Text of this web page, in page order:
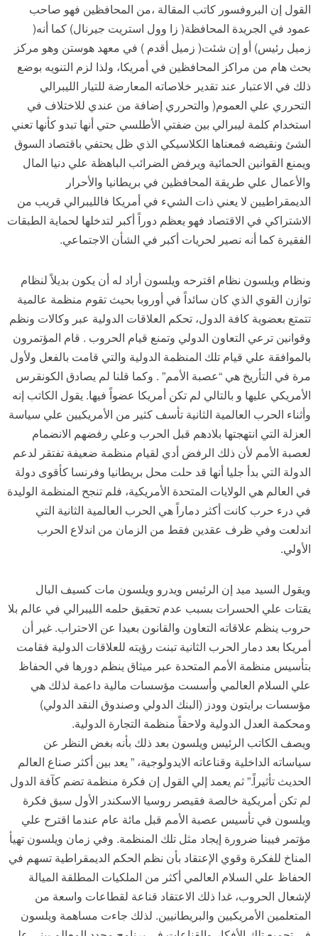
القول إن البروفسور كاتب المقالة ،من المحافظين فهو صاحب
عمود في الجريدة المحافظة( زا وول استريت جيرنال) كما أنه(
زميل رئيس) أو إن شئت( زميل أقدم ) في معهد هوستن وهو مركز
بحث هام من مراكز المحافظين في أمريكا، ولذا لزم التنويه بوضع
ذلك في الاعتبار عند تقدير خلاصاته المعارضة للتيار الليبرالي
التحرري علي العموم( والتحرري إضافة من عندي للاختلاف في
استخدام كلمة ليبرالي بين ضفتي الأطلسي حتي أنها تبدو كأنها تعني
الشئ ونقيضه فمعناها الكلاسيكي الذي ظل يحتفي باقتصاد السوق
ويمنع القوانين الحمائية ويرفض الضرائب الباهظة علي دنيا المال
والأعمال علي طريقة المحافظين في بريطانيا والأحرار
الديمقراطيين لا يعني ذات الشيء في أمريكا فالليبرالي قريب من
الاشتراكي في الاقتصاد فهو يعظم دوراً أكبر لتدخلها لحماية الطبقات
الفقيرة كما أنه نصير لحريات أكبر في الشأن الاجتماعي.
ونظام ويلسون نظام اقترحه ويلسون أراد له أن يكون بديلاً لنظام
توازن القوي الذي كان سائداً في أوروبا بحيث تقوم منظمة عالمية
تتمتع بعضوية كافة الدول، تحكم العلاقات الدولية عبر وكالات ونظم
وقوانين ترعي التعاون الدولي وتمنع قيام الحروب . قام المؤتمرون
بالموافقة علي قيام تلك المنظمة الدولية والتي قامت بالفعل ولأول
مرة في التأريخ هي “عصبة الأمم” . وكما قلنا لم يصادق الكونقرس
الأمريكي عليها و بالتالي لم تكن أمريكا عضواً فيها. يقول الكاتب إنه
وأثناء الحرب العالمية الثانية تأسف كثير من الأمريكيين علي سياسة
العزلة التي انتهجتها بلادهم قبل الحرب وعلي رفضهم الانضمام
لعصبة الأمم لأن ذلك الرفض أدي لقيام منظمة ضعيفة تفتقر لدعم
الدولة التي بدأ جليا أنها قد حلت محل بريطانيا وفرنسا كأقوى دولة
في العالم هي الولايات المتحدة الأمريكية، فلم تنجح المنظمة الوليدة
في درء حرب كانت أكثر دماراً هي الحرب العالمية الثانية التي
اندلعت وفي ظرف عقدين فقط من الزمان من اندلاع الحرب
الأولي.
ويقول السيد ميد إن الرئيس ويدرو ويلسون مات كسيف البال
يقتات علي الحسرات بسبب عدم تحقيق حلمه الليبرالي في عالم بلا
حروب ينظم علاقاته التعاون والقانون بعيدا عن الاحتراب. غير أن
أمريكا بعد دمار الحرب الثانية تبنت رؤيته للعلاقات الدولية فقامت
بتأسيس منظمة الأمم المتحدة عبر ميثاق ينظم دورها في الحفاظ
علي السلام العالمي وأسست مؤسسات مالية داعمة لذلك هي
مؤسسات برايتون وودز (البنك الدولي وصندوق النقد الدولي)
ومحكمة العدل الدولية ولاحقاً منظمة التجارة الدولية.
ويصف الكاتب الرئيس ويلسون بعد ذلك بأنه بغض النظر عن
سياساته الداخلية وقناعاته الايدولوجية، ” يعد بين أكثر صناع العالم
الحديث تأثيراً.” ثم يعمد إلي القول إن فكرة منظمة تضم كآفة الدول
لم تكن أمريكية خالصة فقيصر روسيا الاسكندر الأول سبق فكرة
ويلسون في تأسيس عصبة الأمم قبل مائة عام عندما اقترح علي
مؤتمر فيينا ضرورة إيجاد مثل تلك المنظمة. وفي زمان ويلسون تهيأ
المناخ للفكرة وقوي الإعتقاد بأن نظم الحكم الديمقراطية تسهم في
الحفاظ علي السلام العالمي أكثر من الملكيات المطلقة الميالة
لإشعال الحروب، غدا ذلك الاعتقاد قناعة لقطاعات واسعة من
المتعلمين الأمريكيين والبريطانيين. لذلك جاءت مساهمة ويلسون